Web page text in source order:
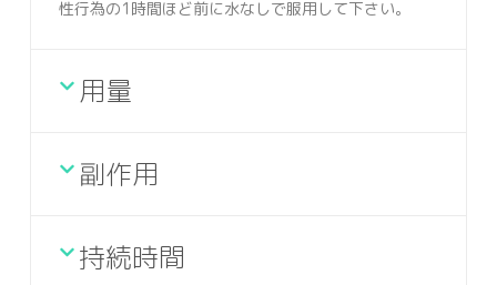
性行為の1時間ほど前に水なしで服用して下さい。
用量
副作用
持続時間